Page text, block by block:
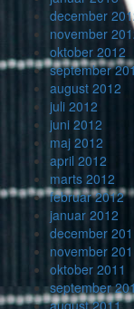
december
november
oktober 2012
september
august 2012
juli 2012
juni 2012
maj 2012
april 2012
marts 2012
februar 2012
januar 2012
december
november
oktober 2011
september
august 2011